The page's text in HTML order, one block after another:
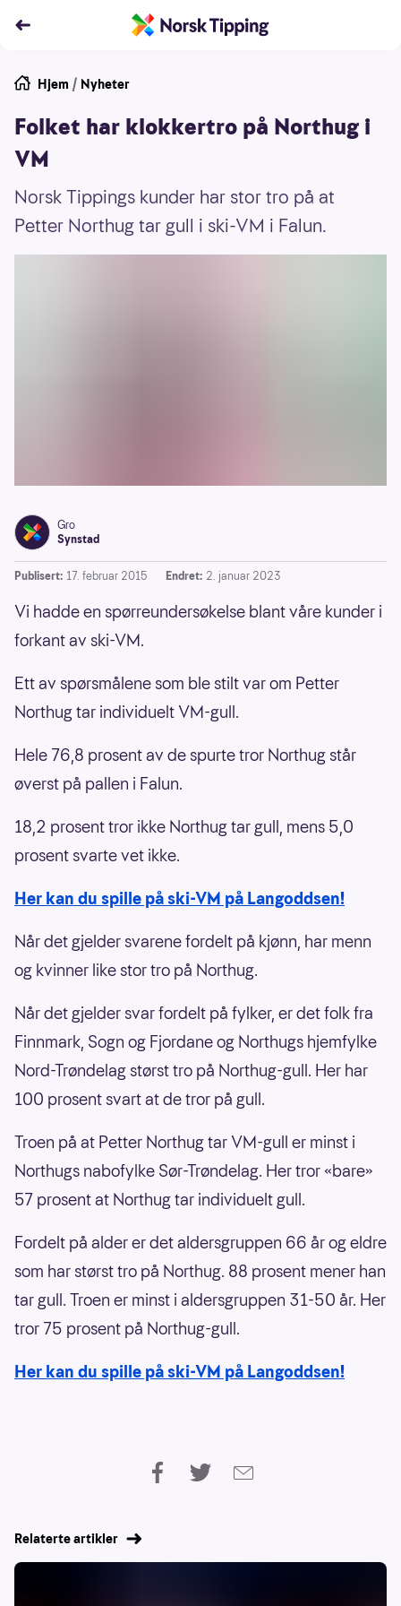
Hjem / Nyheter
Folket har klokkertro på Northug i
VM
Norsk Tippings kunder har stor tro på at
Petter Northug tar gull i ski-VM i Falun.
Gro
Synstad
Publisert: 17. februar 2015 Endret: 2. januar 2023
Vi hadde en spørreundersøkelse blant våre kunder i
forkant av ski-VM.
Ett av spørsmålene som ble stilt var om Petter
Northug tar individuelt VM-gull.
Hele 76,8 prosent av de spurte tror Northug står
øverst på pallen i Falun.
18,2 prosent tror ikke Northug tar gull, mens 5,0
prosent svarte vet ikke.
Her kan du spille på ski-VM på Langoddsen!
Når det gjelder svarene fordelt på kjønn, har menn
og kvinner like stor tro på Northug.
Når det gjelder svar fordelt på fylker, er det folk fra
Finnmark, Sogn og Fjordane og Northugs hjemfylke
Nord-Trøndelag størst tro på Northug-gull. Her har
100 prosent svart at de tror på gull.
Troen på at Petter Northug tar VM-gull er minst i
Northugs nabofylke Sør-Trøndelag. Her tror «bare»
57 prosent at Northug tar individuelt gull.
Fordelt på alder er det aldersgruppen 66 år og eldre
som har størst tro på Northug. 88 prosent mener han
tar gull. Troen er minst i aldersgruppen 31-50 år. Her
tror 75 prosent på Northug-gull.
Her kan du spille på ski-VM på Langoddsen!
Relaterte artikler